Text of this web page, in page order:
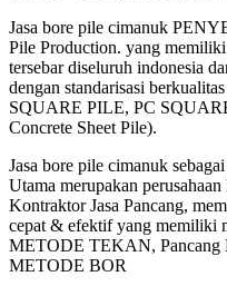
Jasa bore pile cimanuk
Pile Production. yang
tersebar diseluruh indonesia
dengan standarisasi
SQUARE PILE, PC
Concrete Sheet Pile).
Jasa bore pile cimanuk
Utama merupakan
Kontraktor Jasa Pancang,
cepat & efektif yang memiliki
METODE TEKAN, Pancang
METODE BOR